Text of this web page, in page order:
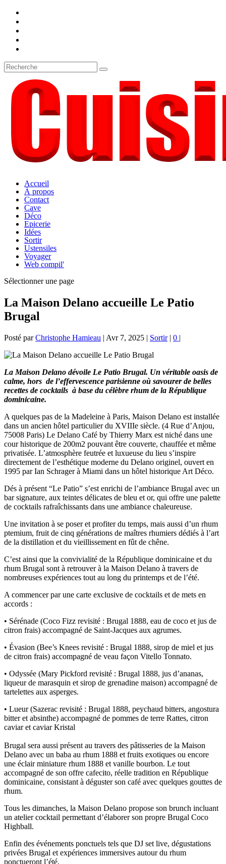
Accueil
À propos
Contact
Cave
Déco
Epicerie
Idées
Sortir
Ustensiles
Voyager
Web compil'
Sélectionner une page
La Maison Delano accueille Le Patio
Brugal
Posté parChristophe Hamieau | Avr 7, 2025 | Sortir| 0 |
La Maison Delano dévoile Le Patio Brugal. Un véritable oasis de
calme, hors de l’effervescence parisienne où savourer de belles
recettes de cocktails à base du célèbre rhum de la République
dominicaine.
A quelques pas de la Madeleine à Paris, Maison Delano est installée
dans un ancien hôtel particulier du XVIIIe siècle. (4 Rue d’Anjou,
75008 Paris) Le Delano Café by Thierry Marx est niché dans une
cour historique de 200m2 pouvant être couverte, chauffée et même
privatisée. L’atmosphère feutrée et luxueuse du lieu s’inspire
directement de l’esthétique moderne du Delano originel, ouvert en
1995 par Ian Schrager à Miami dans un hôtel historique Art Déco.
Dés à présent “Le Patio” s’est enrichi de l’ambiance Brugal avec un
bar signature, aux teintes délicates de bleu et or, qui offre une palette
de cocktails rafraîchissants dans une ambiance chaleureuse.
Une invitation à se poser et profiter du temps, mais aussi d’un rhum
ptemium, fruit de cinq générations de maîtres rhumiers dédiés à l’art
de la distillation et du vieillissement en fût de chêne.
C’est ainsi que la convivialité de la République dominicaine et du
rhum Brugal sont à retrouver à la Maison Delano à travers de
nombreuses expériences tout au long du printemps et de l’été.
A commencer par une carte exclusive de cocktails et de mets en
accords :
• Sérénade (Coco Fizz revisité : Brugal 1888, eau de coco et jus de
citron frais) accompagné de Saint-Jacques aux agrumes.
• Évasion (Bee’s Knees revisité : Brugal 1888, sirop de miel et jus
de citron frais) accompagné de veau façon Vitello Tonnato.
• Odyssée (Mary Pickford revisité : Brugal 1888, jus d’ananas,
liqueur de marasquin et sirop de grenadine maison) accompagné de
tartelettes aux asperges.
• Lueur (Sazerac revisité : Brugal 1888, peychaud bitters, angostura
bitter et absinthe) accompagné de pommes de terre Rattes, citron
caviar et caviar Kristal
Brugal sera aussi présent au travers des pâtisseries de la Maison
Delano avec un baba au rhum 1888 et fruits exotiques ou encore
une éclair miniature rhum 1888 et vanille bourbon. Le tout
accompagné de son offre cafecito, réelle tradition en République
dominicaine, consistant à déguster son café avec quelques gouttes de
rhum.
Tous les dimanches, la Maison Delano propose son brunch incluant
un atelier cocktail permettant d’élaborer son propre Brugal Coco
Highball.
Enfin des événements ponctuels tels que DJ set live, dégustations
privées Brugal et expériences immersives autour du rhum
ponctueront l’été.